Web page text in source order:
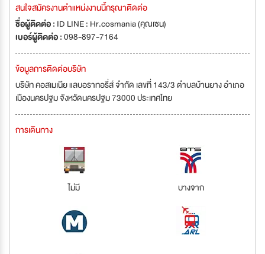
สนใจสมัครงานตำแหน่งงานนี้กรุณาติดต่อ
ชื่อผู้ติดต่อ : ID LINE : Hr.cosmania (คุณเซน)
เบอร์ผู้ติดต่อ :098-897-7164
ข้อมูลการติดต่อบริษัท
บริษัท คอสเมเนีย แลบอราทอรี่ส์ จำกัด เลขที่ 143/3 ตำบลบ้านยาง อำเภอ
เมืองนครปฐม จังหวัดนครปฐม 73000 ประเทศไทย
การเดินทาง
ไม่มี บางจาก